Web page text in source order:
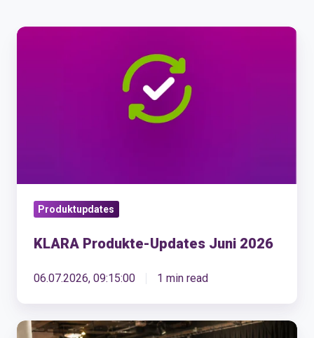
KLARA
Produktupdates
KLARA Produkte-Updates Juni 2026
06.07.2026, 09:15:00 1 min read
Was